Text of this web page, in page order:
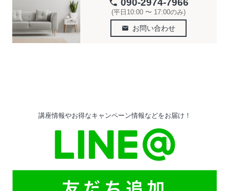
phone 090-2974-7966
(平日10:00 〜 17:00のみ)
email お問い合わせ
講座情報やお得なキャンペーン情報などをお届け！